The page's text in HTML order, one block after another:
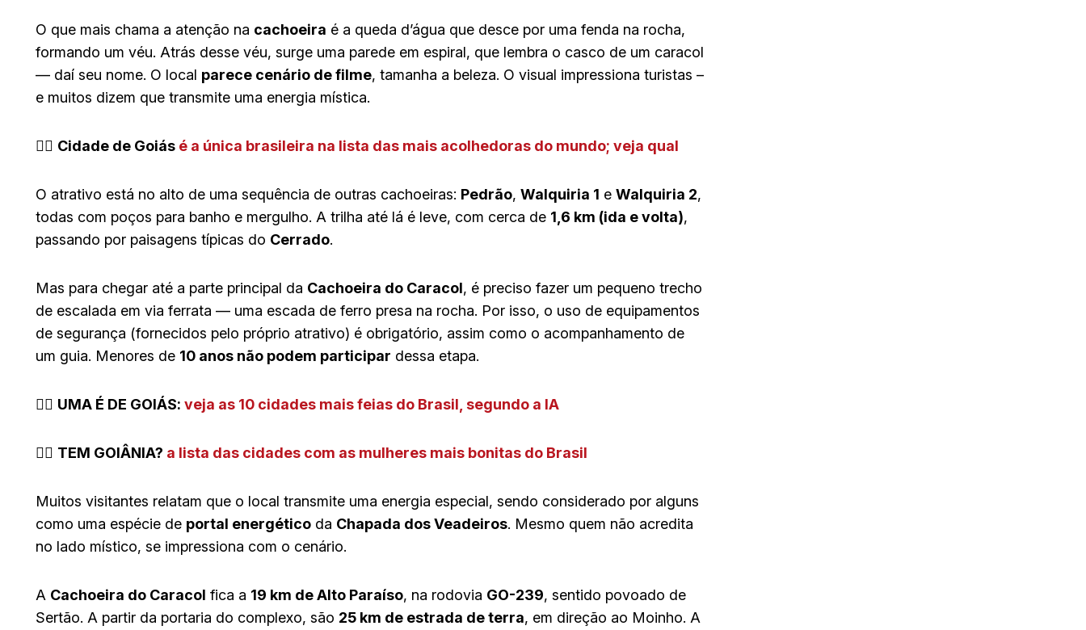
O que mais chama a atenção na cachoeira é a queda d’água que desce por uma fenda na rocha,
formando um véu. Atrás desse véu, surge uma parede em espiral, que lembra o casco de um caracol
— daí seu nome. O local parece cenário de filme, tamanha a beleza. O visual impressiona turistas –
e muitos dizem que transmite uma energia mística.
👉🏻 Cidade de Goiás é a única brasileira na lista das mais acolhedoras do mundo; veja qual
O atrativo está no alto de uma sequência de outras cachoeiras: Pedrão, Walquiria 1 e Walquiria 2,
todas com poços para banho e mergulho. A trilha até lá é leve, com cerca de 1,6 km (ida e volta),
passando por paisagens típicas do Cerrado.
Mas para chegar até a parte principal da Cachoeira do Caracol, é preciso fazer um pequeno trecho
de escalada em via ferrata — uma escada de ferro presa na rocha. Por isso, o uso de equipamentos
de segurança (fornecidos pelo próprio atrativo) é obrigatório, assim como o acompanhamento de
um guia. Menores de 10 anos não podem participar dessa etapa.
👉🏻 UMA É DE GOIÁS: veja as 10 cidades mais feias do Brasil, segundo a IA
👉🏻 TEM GOIÂNIA? a lista das cidades com as mulheres mais bonitas do Brasil
Muitos visitantes relatam que o local transmite uma energia especial, sendo considerado por alguns
como uma espécie de portal energético da Chapada dos Veadeiros. Mesmo quem não acredita
no lado místico, se impressiona com o cenário.
A Cachoeira do Caracol fica a 19 km de Alto Paraíso, na rodovia GO-239, sentido povoado de
Sertão. A partir da portaria do complexo, são 25 km de estrada de terra, em direção ao Moinho. A